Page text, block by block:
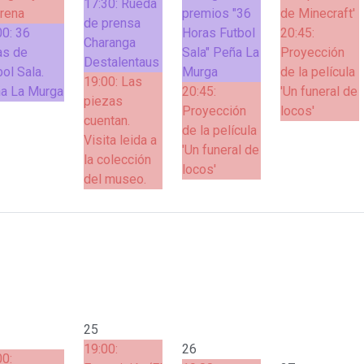
36
de
Sala.
La Murga
17:30: Rueda
de prensa
Charanga
Destalentaus
19:00: Las
piezas
cuentan.
Visita leida a
la colección
del museo.
premios "36
Horas Futbol
Sala" Peña La
Murga
20:45:
Proyección
de la película
'Un funeral de
locos'
de Minecraft'
20:45:
Proyección
de la película
'Un funeral de
locos'
25
19:00:
26